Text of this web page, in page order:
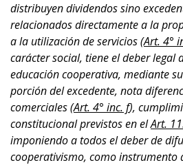
distribuyendividendos sino
relacionados directamente a la
a la utilización de servicios (Art. 4°
carácter social, tiene el deber legal
educación cooperativa, mediante
porción del excedente, nota
comerciales (Art. 4° inc. f),
constitucional previstos en elArt.
imponiendo a todos el deber de
cooperativismo, como instrumento